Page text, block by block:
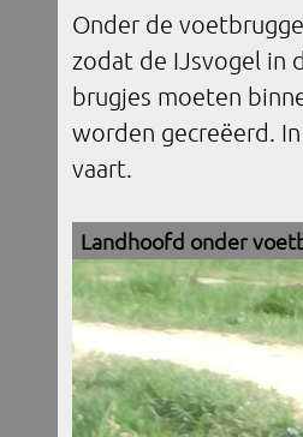
Onder de
zodat de IJsvogel in
brugjes moeten
worden gecreëerd.
vaart.
Landhoofd onder